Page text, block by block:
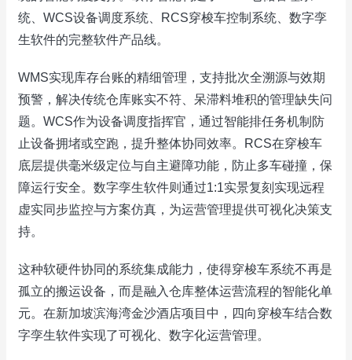
统、WCS设备调度系统、RCS穿梭车控制系统、数字孪
生软件的完整软件产品线。
WMS实现库存台账的精细管理，支持批次全溯源与效期
预警，解决传统仓库账实不符、呆滞料堆积的管理缺失问
题。WCS作为设备调度指挥官，通过智能排任务机制防
止设备拥堵或空跑，提升整体协同效率。RCS在穿梭车
底层提供毫米级定位与自主避障功能，防止多车碰撞，保
障运行安全。数字孪生软件则通过1:1实景复刻实现远程
虚实同步监控与方案仿真，为运营管理提供可视化决策支
持。
这种软硬件协同的系统集成能力，使得穿梭车系统不再是
孤立的搬运设备，而是融入仓库整体运营流程的智能化单
元。在新加坡滨海湾金沙酒店项目中，四向穿梭车结合数
字孪生软件实现了可视化、数字化运营管理。